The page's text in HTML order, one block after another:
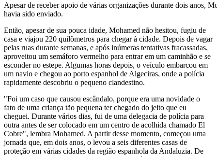
Apesar de receber apoio de várias organizações durante dois anos,
havia sido enviado.
Então, apesar de sua pouca idade, Mohamed não hesitou, fugiu de
casa e viajou 220 quilômetros para chegar à cidade. Depois de vagar
pelas ruas durante semanas, e após inúmeras tentativas fracassadas,
aproveitou um semáforo vermelho para entrar em um caminhão e se
esconder no estepe. Algumas horas depois, o veículo embarcou em
um navio e chegou ao porto espanhol de Algeciras, onde a polícia
rapidamente descobriu o pequeno clandestino.
"Foi um caso que causou escândalo, porque era uma novidade o
fato de uma criança tão pequena ter chegado do jeito que eu
cheguei. Durante vários dias, fui de uma delegacia de polícia para
outra antes de ser colocado em um centro de acolhida chamado El
Cobre", lembra Mohamed. A partir desse momento, começou uma
jornada que, em dois anos, o levou a seis diferentes casas de
proteção em várias cidades da região espanhola da Andaluzia. De